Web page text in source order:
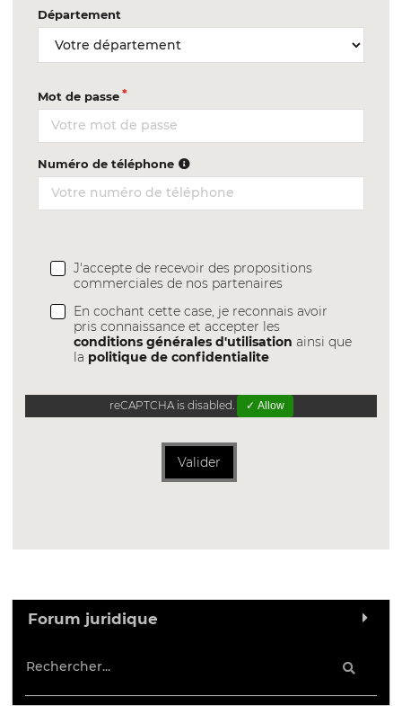
Département
Mot de passe
Numéro de téléphone
J'accepte de recevoir des propositions
commerciales de nos partenaires
En cochant cette case, je reconnais avoir
pris connaissance et accepter les
conditions générales d'utilisation ainsi que
la politique de confidentialite
reCAPTCHA is disabled. ✓ Allow
Valider
Forum juridique